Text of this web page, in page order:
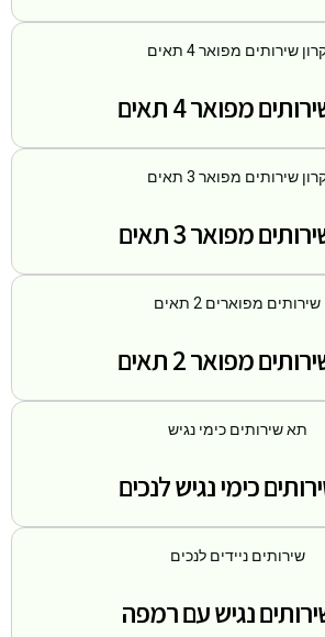
מפואר 4 תאים
מפואר 3 תאים
מפואר 2 תאים
כימי נגיש לנכים
נגיש עם רמפה